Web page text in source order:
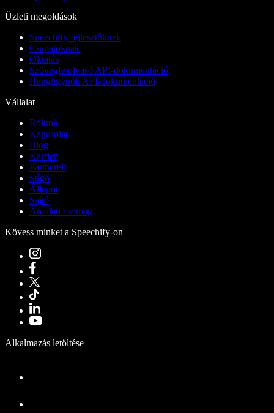
Üzleti megoldások
Speechify fejlesztőknek
Csapatoknak
Oktatás
Szövegfelolvasó API-dokumentáció
Hangügynök API-dokumentáció
Vállalat
Rólunk
Kapcsolat
Blog
Karrier
Partnerek
Súgó
Állapot
Sajtó
Arculati csomag
Kövess minket a Speechify-on
Alkalmazás letöltése